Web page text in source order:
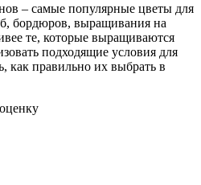
– самые популярные цветы для
бордюров, выращивания на
те, которые выращиваются
подходящие условия для
как правильно их выбрать в